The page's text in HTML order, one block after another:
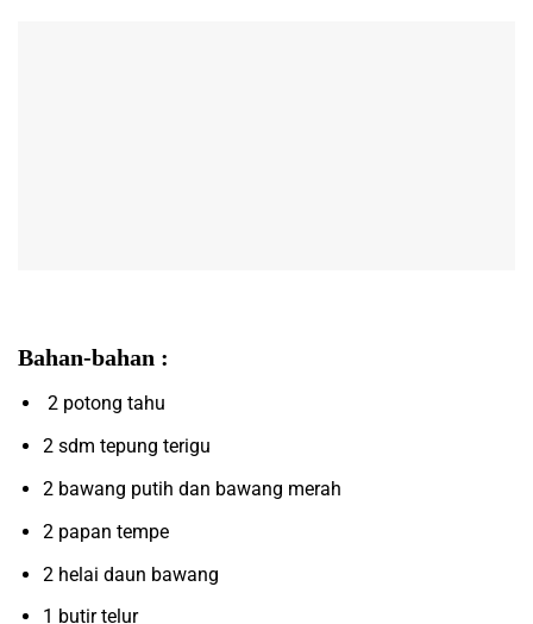
Bahan-bahan :
2 potong tahu
2 sdm tepung terigu
2 bawang putih dan bawang merah
2 papan tempe
2 helai daun bawang
1 butir telur